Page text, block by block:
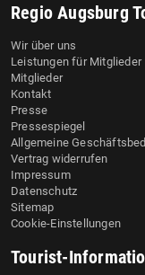
Regio Augsburg
Wir über uns
Leistungen für Mitglieder
Mitglieder
Kontakt
Presse
Pressespiegel
Allgemeine
Vertrag widerrufen
Impressum
Datenschutz
Sitemap
Cookie-Einstellungen
Tourist-